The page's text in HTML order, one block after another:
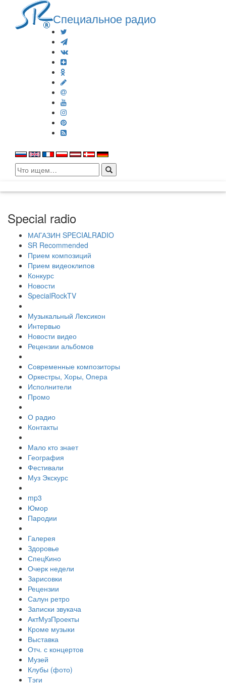
Специальное радио
Search
for:
Special radio
МАГАЗИН SPECIALRADIO
SR Recommended
Прием композиций
Прием видеоклипов
Конкурс
Новости
SpecialRockTV
Музыкальный Лексикон
Интервью
Новости видео
Рецензии альбомов
Современные композиторы
Оркестры, Хоры, Опера
Исполнители
Промо
О радио
Контакты
Мало кто знает
География
Фестивали
Муз Экскурс
mp3
Юмор
Пародии
Галерея
Здоровье
СпецКино
Очерк недели
Зарисовки
Рецензии
Салун ретро
Записки звукача
АктМузПроекты
Кроме музыки
Выставка
Отч. с концертов
Музей
Клубы (фото)
Тэги